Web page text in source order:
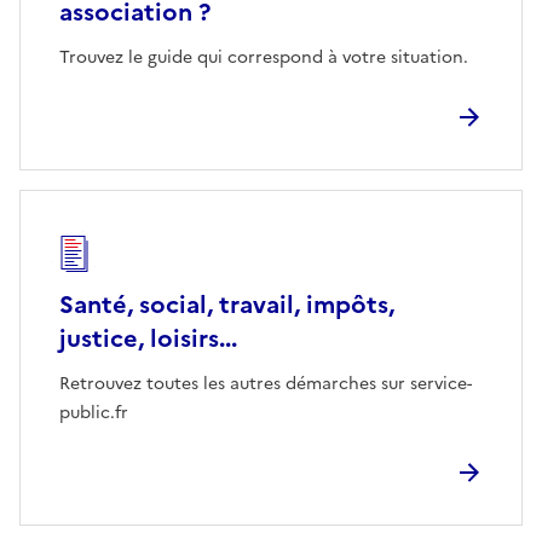
association ?
Trouvez le guide qui correspond à votre situation.
Santé, social, travail, impôts,
justice, loisirs...
Retrouvez toutes les autres démarches sur service-
public.fr